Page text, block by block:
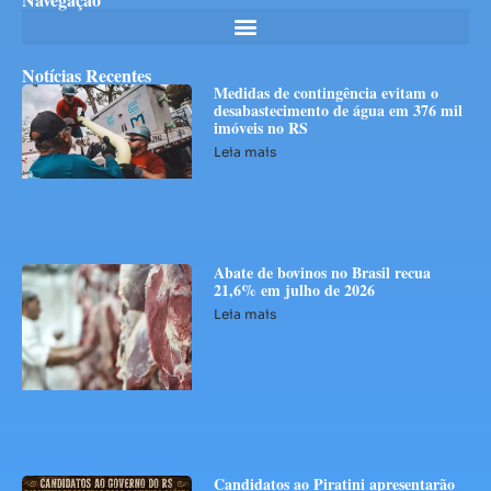
Notícias Recentes
Medidas de contingência evitam o
desabastecimento de água em 376 mil
imóveis no RS
Leia mais
Abate de bovinos no Brasil recua
21,6% em julho de 2026
Leia mais
Candidatos ao Piratini apresentarão